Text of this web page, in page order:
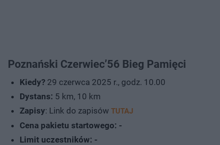
Poznański Czerwiec’56 Bieg Pamięci
Kiedy? 29 czerwca 2025 r., godz. 10.00
Dystans: 5 km, 10 km
Zapisy: Link do zapisów TUTAJ
Cena pakietu startowego: -
Limit uczestników: -